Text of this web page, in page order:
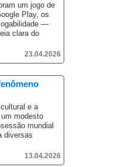
um jogo de
Play, os
—
clara do
23.04.2026
e a
modesto
mundial
diversas
13.04.2026